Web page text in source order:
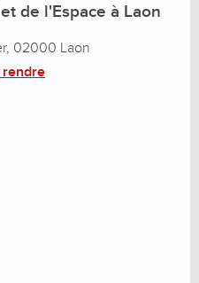
de l'Espace à Laon
02000 Laon
rendre